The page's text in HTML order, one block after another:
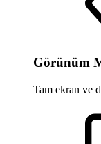
Görünüm
Tam ekran ve